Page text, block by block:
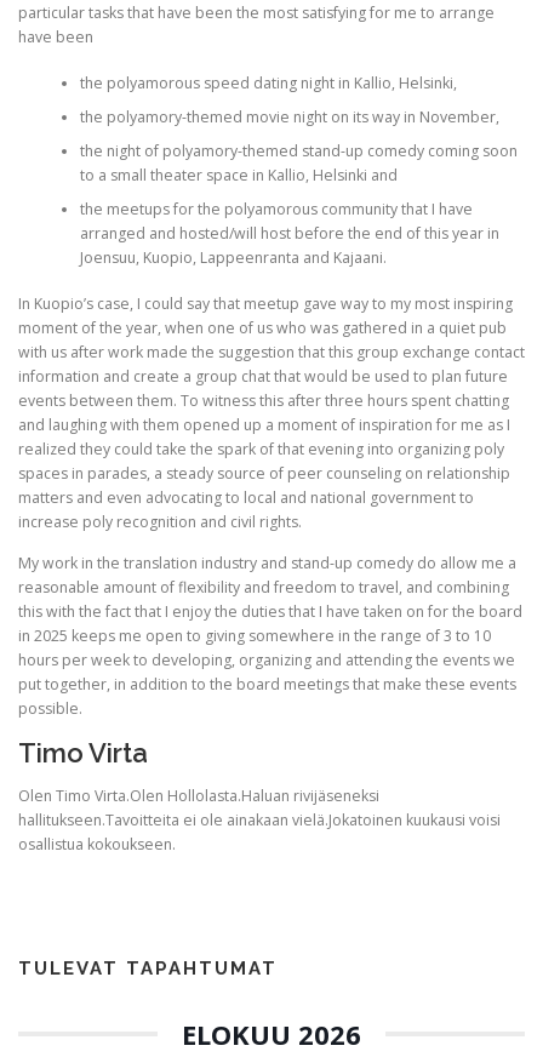
particular tasks that have been the most satisfying for me to arrange
have been
the polyamorous speed dating night in Kallio, Helsinki,
the polyamory-themed movie night on its way in November,
the night of polyamory-themed stand-up comedy coming soon
to a small theater space in Kallio, Helsinki and
the meetups for the polyamorous community that I have
arranged and hosted/will host before the end of this year in
Joensuu, Kuopio, Lappeenranta and Kajaani.
In Kuopio’s case, I could say that meetup gave way to my most inspiring
moment of the year, when one of us who was gathered in a quiet pub
with us after work made the suggestion that this group exchange contact
information and create a group chat that would be used to plan future
events between them. To witness this after three hours spent chatting
and laughing with them opened up a moment of inspiration for me as I
realized they could take the spark of that evening into organizing poly
spaces in parades, a steady source of peer counseling on relationship
matters and even advocating to local and national government to
increase poly recognition and civil rights.
My work in the translation industry and stand-up comedy do allow me a
reasonable amount of flexibility and freedom to travel, and combining
this with the fact that I enjoy the duties that I have taken on for the board
in 2025 keeps me open to giving somewhere in the range of 3 to 10
hours per week to developing, organizing and attending the events we
put together, in addition to the board meetings that make these events
possible.
Timo Virta
Olen Timo Virta.Olen Hollolasta.Haluan rivijäseneksi
hallitukseen.Tavoitteita ei ole ainakaan vielä.Jokatoinen kuukausi voisi
osallistua kokoukseen.
TULEVAT TAPAHTUMAT
ELOKUU 2026